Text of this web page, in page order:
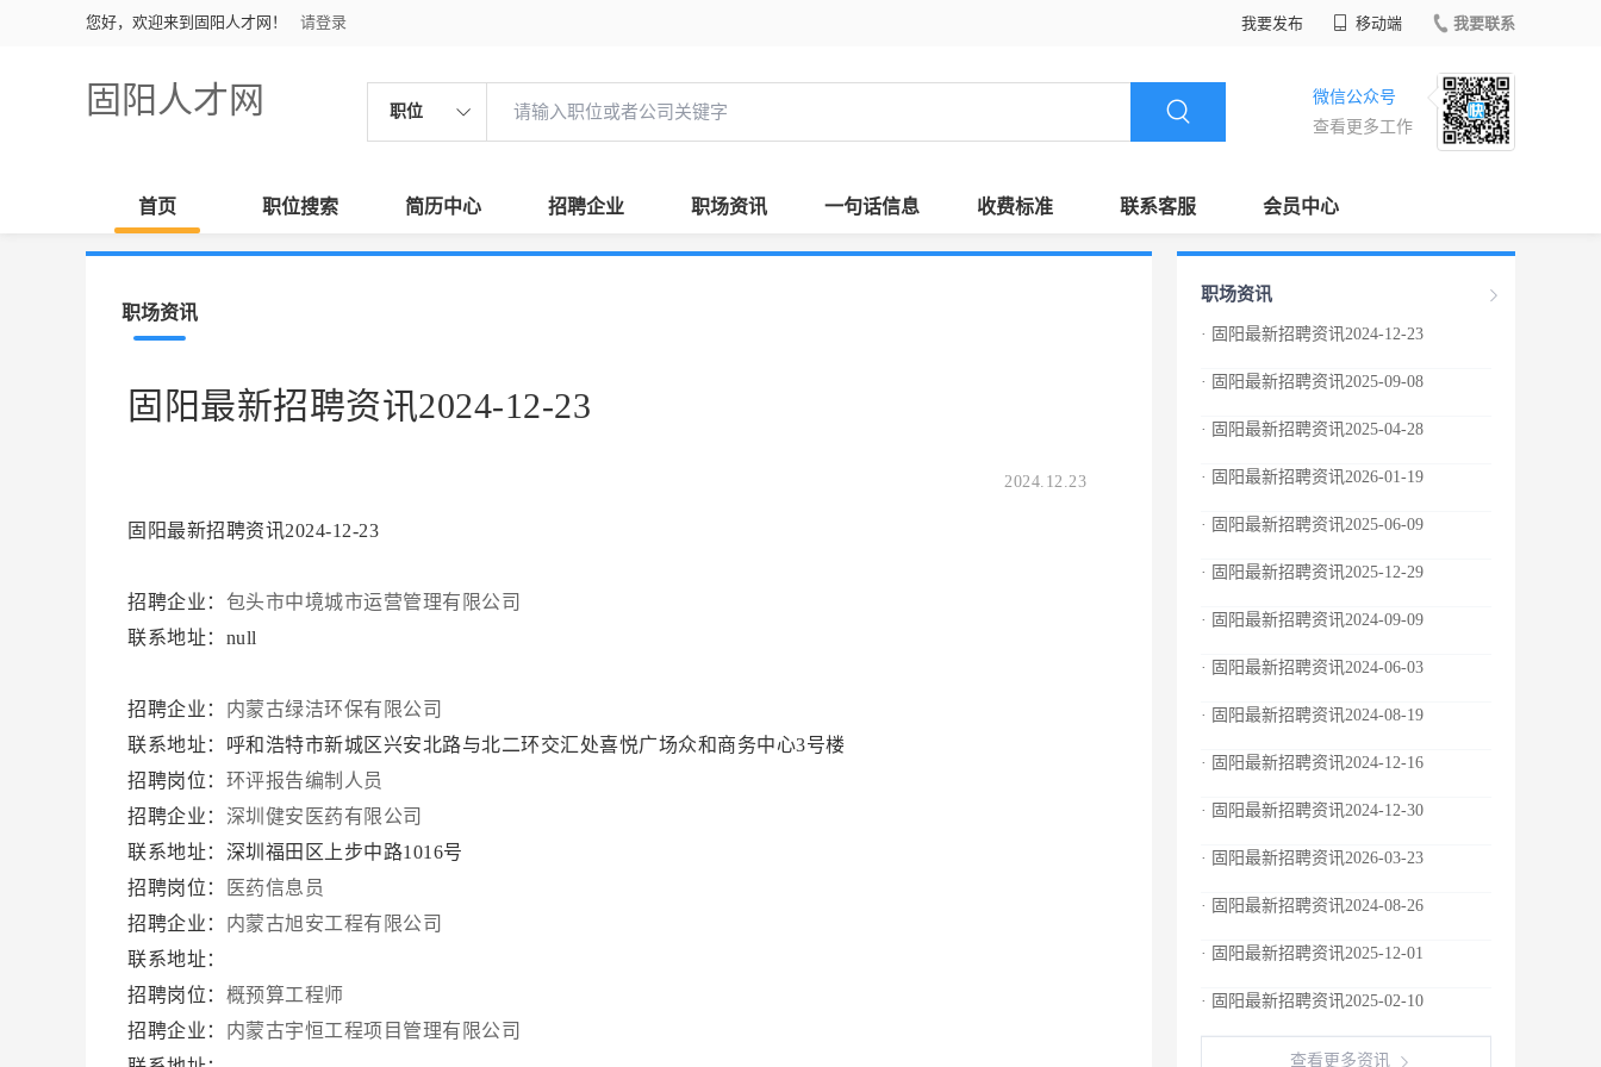
您好，欢迎来到固阳人才网！ 请登录 我要发布 移动端 我要联系
固阳人才网 职位
微信公众号
查看更多工作
首页 职位搜索 简历中心 招聘企业 职场资讯 一句话信息 收费标准 联系客服 会员中心
职场资讯
固阳最新招聘资讯2024-12-23
2024.12.23
固阳最新招聘资讯2024-12-23
招聘企业： 包头市中境城市运营管理有限公司
联系地址：null
招聘企业： 内蒙古绿洁环保有限公司
联系地址：呼和浩特市新城区兴安北路与北二环交汇处喜悦广场众和商务中心3号楼
招聘岗位： 环评报告编制人员
招聘企业： 深圳健安医药有限公司
联系地址：深圳福田区上步中路1016号
招聘岗位：
医药信息员
招聘企业： 内蒙古旭安工程有限公司
联系地址：
招聘岗位： 概预算工程师
招聘企业： 内蒙古宇恒工程项目管理有限公司
职场资讯
· 固阳最新招聘资讯2024-12-23
· 固阳最新招聘资讯2025-09-08
· 固阳最新招聘资讯2025-04-28
· 固阳最新招聘资讯2026-01-19
· 固阳最新招聘资讯2025-06-09
· 固阳最新招聘资讯2025-12-29
· 固阳最新招聘资讯2024-09-09
· 固阳最新招聘资讯2024-06-03
· 固阳最新招聘资讯2024-08-19
· 固阳最新招聘资讯2024-12-16
· 固阳最新招聘资讯2024-12-30
· 固阳最新招聘资讯2026-03-23
· 固阳最新招聘资讯2024-08-26
· 固阳最新招聘资讯2025-12-01
· 固阳最新招聘资讯2025-02-10
查看更多资讯